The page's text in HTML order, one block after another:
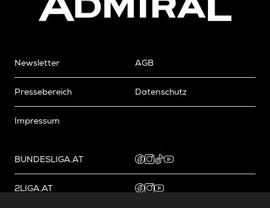
Newsletter
Pressebereich
Impressum
AGB
Datenschutz
BUNDESLIGA.AT
2LIGA.AT